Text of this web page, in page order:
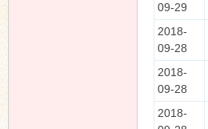
09-29
2018-
09-28
2018-
09-28
2018-